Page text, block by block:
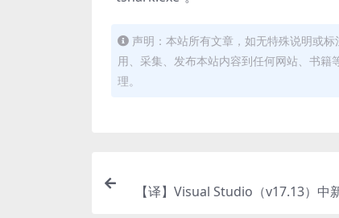
声明：本站所有文章，如无特殊说明或
用、采集、发布本站内容到任何网站、书
理。
【译】Visual Studio（v17.13）中